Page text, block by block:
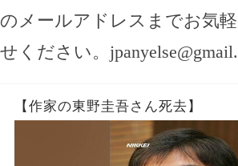
のメールアドレスまでお気
せください。
【作家の東野圭吾さん死去】